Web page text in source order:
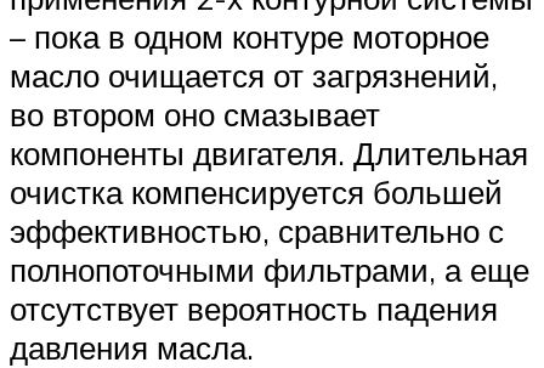
– пока в одном контуре моторное
масло очищается от загрязнений,
во втором оно смазывает
компоненты двигателя. Длительная
очистка компенсируется большей
эффективностью, сравнительно с
полнопоточными фильтрами, а еще
отсутствует вероятность падения
давления масла.